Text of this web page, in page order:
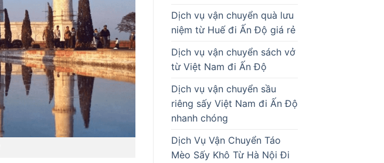
Dịch vụ vận chuyển quà lưu
niệm từ Huế đi Ấn Độ giá rẻ
Dịch vụ vận chuyển sách vở
từ Việt Nam đi Ấn Độ
Dịch vụ vận chuyển sầu
riêng sấy Việt Nam đi Ấn Độ
nhanh chóng
Dịch Vụ Vận Chuyển Táo
Mèo Sấy Khô Từ Hà Nội Đi